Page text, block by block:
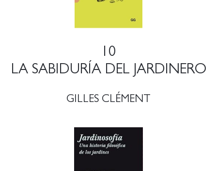
10
LA SABIDURÍA DEL JARDINERO
GILLES CLÉMENT